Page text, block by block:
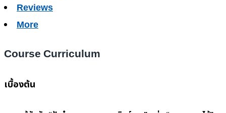
Reviews
More
Course Curriculum
เบื้องต้น